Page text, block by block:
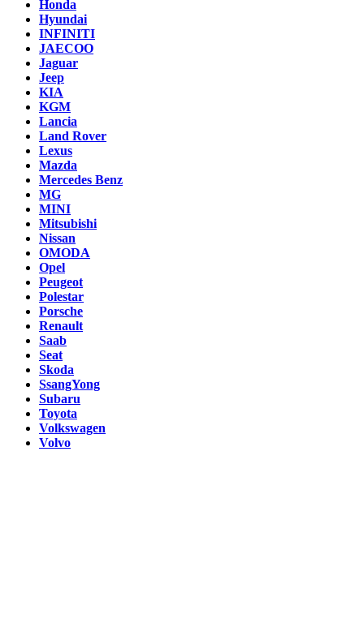
Honda
Hyundai
INFINITI
JAECOO
Jaguar
Jeep
KIA
KGM
Lancia
Land Rover
Lexus
Mazda
Mercedes Benz
MG
MINI
Mitsubishi
Nissan
OMODA
Opel
Peugeot
Polestar
Porsche
Renault
Saab
Seat
Skoda
SsangYong
Subaru
Toyota
Volkswagen
Volvo